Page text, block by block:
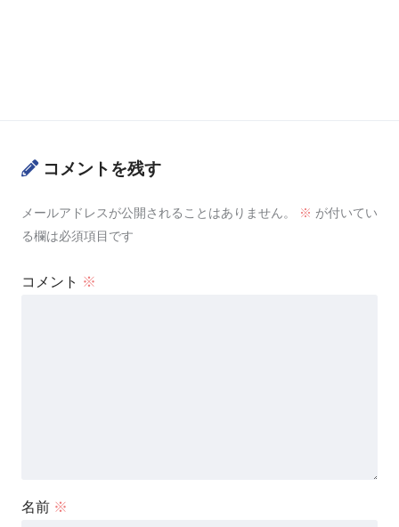
コメントを残す
メールアドレスが公開されることはありません。 ※ が付いてい
る欄は必須項目です
コメント ※
名前 ※